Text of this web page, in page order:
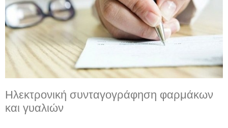
Ηλεκτρονική συνταγογράφηση φαρμάκων
και γυαλιών